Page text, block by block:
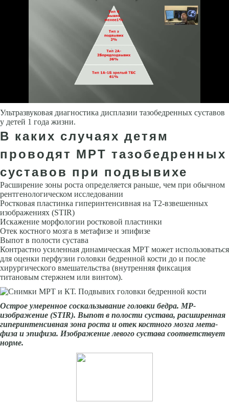
Ультразвуковая диагностика дисплазии тазобедренных суставов
у детей 1 года жизни.
В каких случаях детям
проводят МРТ тазобедренных
суставов при подвывихе
Расширение зоны роста определяется раньше, чем при обычном
рент­генологическом исследовании
Ростковая пластинка гиперинтенсивная на Т2-взвешенных
изображениях (STIR)
Искажение морфологии рост­ковой пластинки
Отек костного мозга в метафизе и эпифизе
Выпот в полости сустава
Контрастно усиленная динамическая МРТ может ис­пользоваться
для оценки перфузии головки бедренной кости до и после
хирургического вмешательства (внутренняя фиксация
титановым стерж­нем или винтом).
Острое умеренное соскальзывание головки бедра. МР-
изображение (STIR). Выпот в полости сустава, расширенная
гиперинтен­сивная зона роста и отек костного мозга мета-
физа и эпифиза. Изображение левого сустава соответствует
норме.